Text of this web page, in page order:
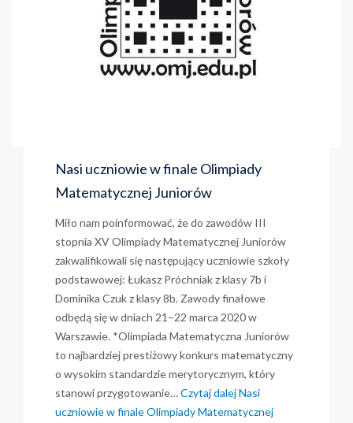
Nasi uczniowie w finale Olimpiady
Matematycznej Juniorów
Miło nam poinformować, że do zawodów III
stopnia XV Olimpiady Matematycznej Juniorów
zakwalifikowali się następujący uczniowie szkoły
podstawowej: Łukasz Próchniak z klasy 7b i
Dominika Czuk z klasy 8b. Zawody finałowe
odbędą się w dniach 21–22 marca 2020 w
Warszawie. *Olimpiada Matematyczna Juniorów
to najbardziej prestiżowy konkurs matematyczny
o wysokim standardzie merytorycznym, który
stanowi przygotowanie…Czytaj dalejNasi
uczniowie w finale Olimpiady Matematycznej